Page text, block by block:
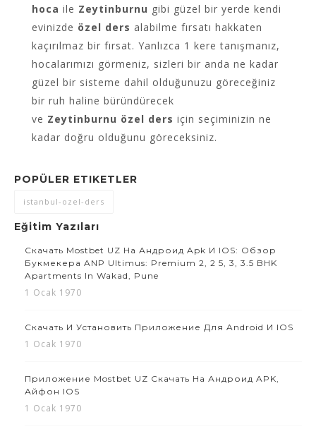
hoca ile Zeytinburnu gibi güzel bir yerde kendi
evinizde özel ders alabilme fırsatı hakkaten
kaçırılmaz bir fırsat. Yanlızca 1 kere tanışmanız,
hocalarımızı görmeniz, sizleri bir anda ne kadar
güzel bir sisteme dahil olduğunuzu göreceğiniz
bir ruh haline büründürecek
ve Zeytinburnu özel ders için seçiminizin ne
kadar doğru olduğunu göreceksiniz.
POPÜLER ETIKETLER
istanbul-ozel-ders
Eğitim Yazıları
Скачать Mostbet UZ На Андроид Apk И IOS: Обзор
Букмекера ANP Ultimus: Premium 2, 2 5, 3, 3.5 BHK
Apartments In Wakad, Pune
1 Ocak 1970
Скачать И Установить Приложение Для Android И IOS
1 Ocak 1970
Приложение Mostbet UZ Скачать На Андроид APK,
Айфон IOS
1 Ocak 1970